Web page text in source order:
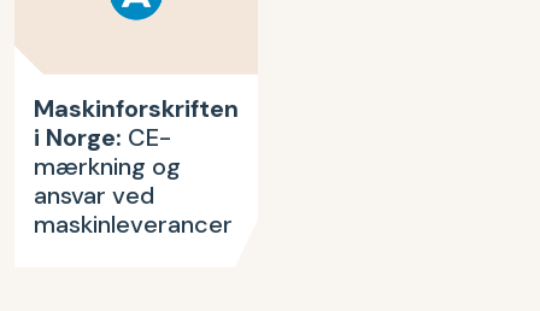
Maskinforskriften
i Norge: CE-
mærkning og
ansvar ved
maskinleverancer